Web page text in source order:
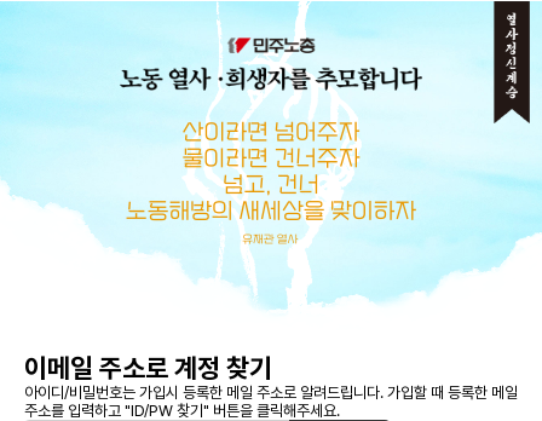
메뉴 건너뛰기
이메일 주소로 계정 찾기
아이디/비밀번호는 가입시 등록한 메일 주소로 알려드립니다. 가입할 때 등록한 메일
주소를 입력하고 "ID/PW 찾기" 버튼을 클릭해주세요.